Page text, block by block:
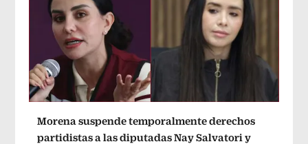
Morena suspende temporalmente derechos
partidistas a las diputadas Nay Salvatori y